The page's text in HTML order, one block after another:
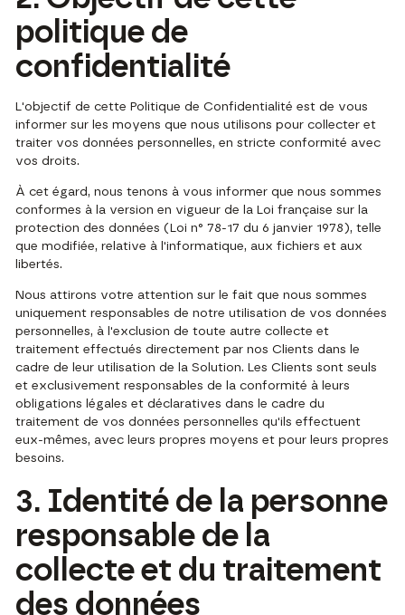
politique de
confidentialité
L'objectif de cette Politique de Confidentialité est de vous
informer sur les moyens que nous utilisons pour collecter et
traiter vos données personnelles, en stricte conformité avec
vos droits.
À cet égard, nous tenons à vous informer que nous sommes
conformes à la version en vigueur de la Loi française sur la
protection des données (Loi n° 78-17 du 6 janvier 1978), telle
que modifiée, relative à l'informatique, aux fichiers et aux
libertés.
Nous attirons votre attention sur le fait que nous sommes
uniquement responsables de notre utilisation de vos données
personnelles, à l'exclusion de toute autre collecte et
traitement effectués directement par nos Clients dans le
cadre de leur utilisation de la Solution. Les Clients sont seuls
et exclusivement responsables de la conformité à leurs
obligations légales et déclaratives dans le cadre du
traitement de vos données personnelles qu'ils effectuent
eux-mêmes, avec leurs propres moyens et pour leurs propres
besoins.
3. Identité de la personne
responsable de la
collecte et du traitement
des données